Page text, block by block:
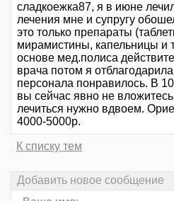
сладкоежка87, я в июне
лечения мне и супругу
это только препараты
мирамистины, капельницы и
основе мед.полиса
врача потом я
персонала понравилось. В
вы сейчас явно не
лечиться нужно вдвоем.
4000-5000р.
К списку тем
Добавить новое сообщение